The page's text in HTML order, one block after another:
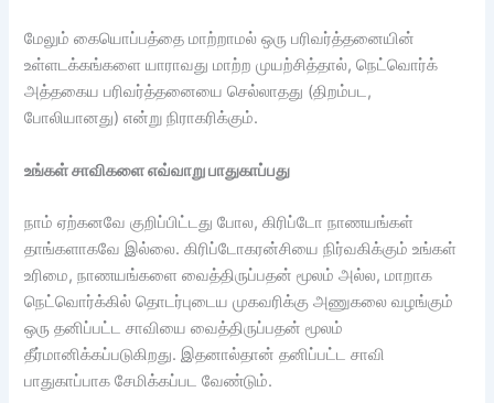
மேலும் கையொப்பத்தை மாற்றாமல் ஒரு பரிவர்த்தனையின்
உள்ளடக்கங்களை யாராவது மாற்ற முயற்சித்தால், நெட்வொர்க்
அத்தகைய பரிவர்த்தனையை செல்லாதது (திறம்பட,
போலியானது) என்று நிராகரிக்கும்.
உங்கள் சாவிகளை எவ்வாறு பாதுகாப்பது
நாம் ஏற்கனவே குறிப்பிட்டது போல, கிரிப்டோ நாணயங்கள்
தாங்களாகவே இல்லை. கிரிப்டோகரன்சியை நிர்வகிக்கும் உங்கள்
உரிமை, நாணயங்களை வைத்திருப்பதன் மூலம் அல்ல, மாறாக
நெட்வொர்க்கில் தொடர்புடைய முகவரிக்கு அணுகலை வழங்கும்
ஒரு தனிப்பட்ட சாவியை வைத்திருப்பதன் மூலம்
தீர்மானிக்கப்படுகிறது. இதனால்தான் தனிப்பட்ட சாவி
பாதுகாப்பாக சேமிக்கப்பட வேண்டும்.